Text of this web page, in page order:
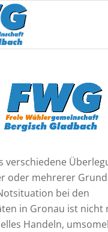
verschiedene
oder mehrerer
bei den
in Gronau ist nicht
Handeln,